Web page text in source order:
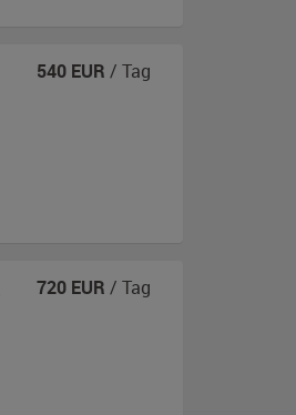
540 EUR / Tag
720 EUR / Tag